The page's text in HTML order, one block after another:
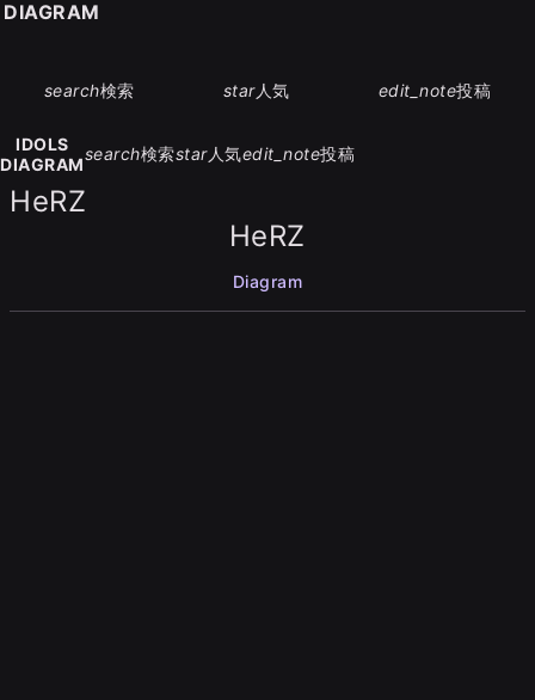
search検索 star人気 edit_note投稿
IDOLS
DIAGRAM
search検索star人気edit_note投稿
HeRZ
HeRZ
Diagram